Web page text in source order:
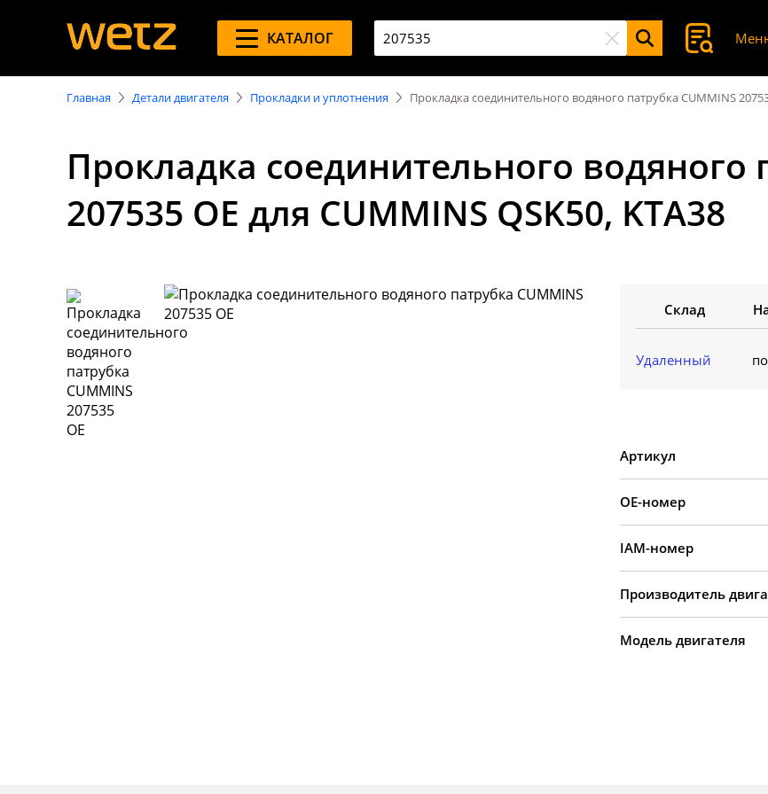
КАТАЛОГ
Главная Детали двигателя Прокладки и уплотнения Прокладка соединительного водяного патрубка CUMMINS
Прокладка соединительного водяного
207535 OE для CUMMINS QSK50, KTA38
Склад
Удаленный
Артикул
OE-номер
IAM-номер
Производитель
Модель двигателя